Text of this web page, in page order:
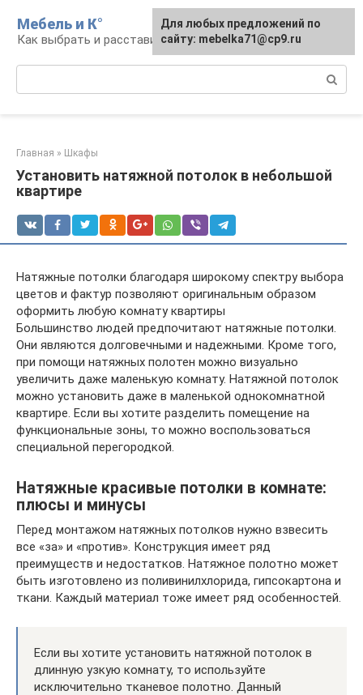
контенту
Мебель и К°
Как выбрать и расставить мебель
Главная » Шкафы
Установить натяжной потолок в небольшой
квартире
Натяжные потолки благодаря широкому спектру выбора
цветов и фактур позволяют оригинальным образом
оформить любую комнату квартиры
Большинство людей предпочитают натяжные потолки.
Они являются долговечными и надежными. Кроме того,
при помощи натяжных полотен можно визуально
увеличить даже маленькую комнату. Натяжной потолок
можно установить даже в маленькой однокомнатной
квартире. Если вы хотите разделить помещение на
функциональные зоны, то можно воспользоваться
специальной перегородкой.
Натяжные красивые потолки в комнате:
плюсы и минусы
Перед монтажом натяжных потолков нужно взвесить
все «за» и «против». Конструкция имеет ряд
преимуществ и недостатков. Натяжное полотно может
быть изготовлено из поливинилхлорида, гипсокартона и
ткани. Каждый материал тоже имеет ряд особенностей.
Если вы хотите установить натяжной потолок в
длинную узкую комнату, то используйте
исключительно тканевое полотно. Данный
Для любых предложений по
сайту: mebelka71@cp9.ru